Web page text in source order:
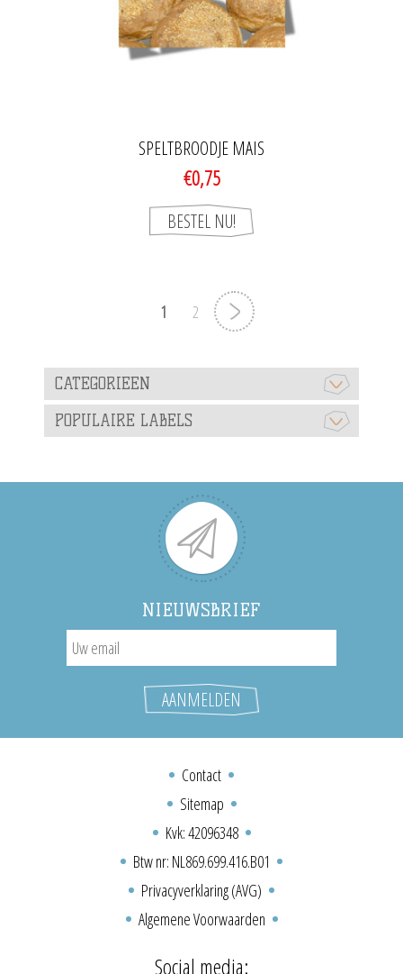
SPELTBROODJE MAIS
€0,75
1 2
CATEGORIEEN
POPULAIRE LABELS
NIEUWSBRIEF
Contact
Sitemap
Kvk: 42096348
Btw nr: NL869.699.416.B01
Privacyverklaring (AVG)
Algemene Voorwaarden
Social media: